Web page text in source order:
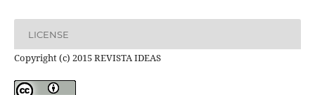
LICENSE
Copyright (c) 2015 REVISTA IDEAS